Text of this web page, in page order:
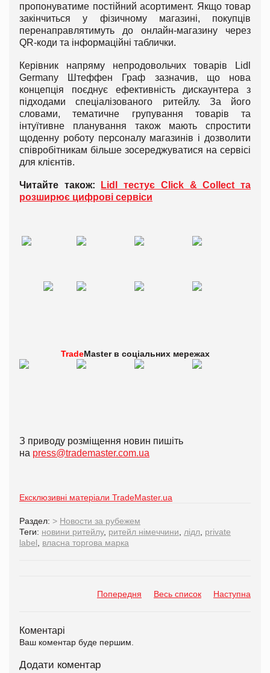
пропонуватиме постійний асортимент. Якщо товар
закінчиться у фізичному магазині, покупців
перенаправлятимуть до онлайн-магазину через
QR-коди та інформаційні таблички.
Керівник напряму непродовольчих товарів Lidl
Germany Штеффен Граф зазначив, що нова
концепція поєднує ефективність дискаунтера з
підходами спеціалізованого ритейлу. За його
словами, тематичне групування товарів та
інтуїтивне планування також мають спростити
щоденну роботу персоналу магазинів і дозволити
співробітникам більше зосереджуватися на сервісі
для клієнтів.
Читайте також:
Lidl тестує Click & Collect та
розширює цифрові сервіси
TradeMaster в соціальних мережах
З приводу розміщення новин пишіть
на press@trademaster.com.ua
Ексклюзивні матеріали TradeMaster.ua
Раздел: > Новости за рубежем
Теги: новини ритейлу, ритейл німеччини лідл
private
label
власна торгова марка
Попередня Весь список Наступна
Коментарі
Ваш коментар буде першим.
Додати коментар